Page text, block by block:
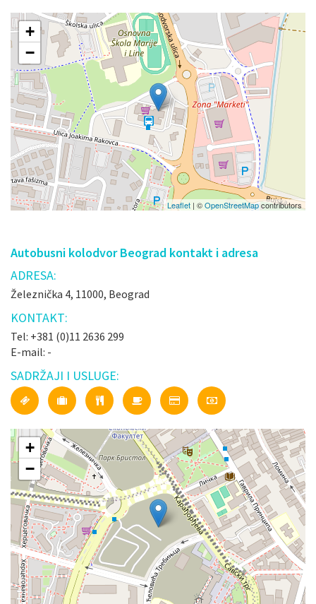
+
−
Leaflet | ©OpenStreetMapcontributors
Autobusni kolodvor Beograd kontakt i adresa
ADRESA:
Železnička 4, 11000, Beograd
KONTAKT:
Tel: +381 (0)11 2636 299
E-mail: -
SADRŽAJI I USLUGE:
+
−